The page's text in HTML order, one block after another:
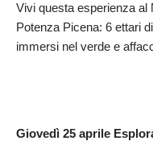
Vivi questa esperienza al
Potenza Picena: 6 ettari
immersi nel verde e
Giovedì 25 aprile